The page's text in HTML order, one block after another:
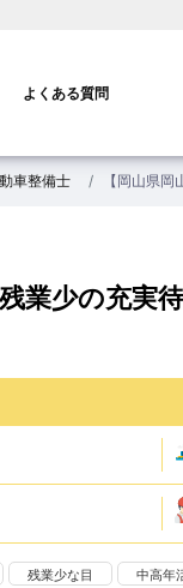
よくある質問
車整備士 【岡山県
業少の充
残業少な目 中高年